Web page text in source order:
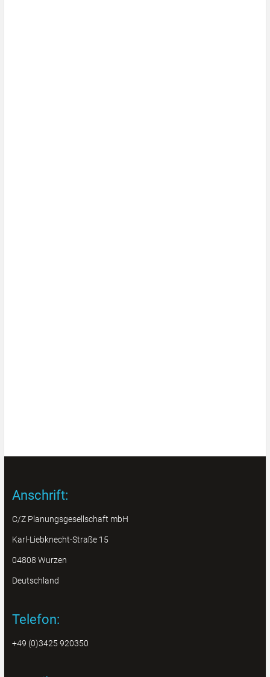
Anschrift:
C/Z Planungsgesellschaft mbH
Karl-Liebknecht-Straße 15
04808 Wurzen
Deutschland
Telefon:
+49 (0)3425 920350